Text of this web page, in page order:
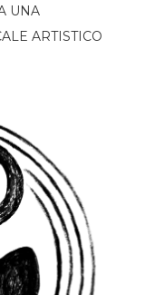
UNA
ARTISTICO